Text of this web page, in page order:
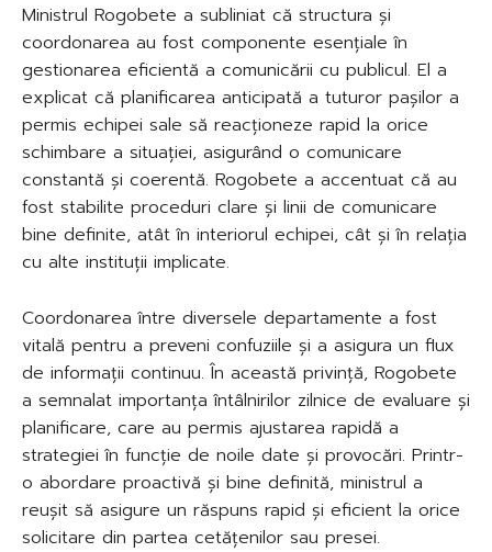
Ministrul Rogobete a subliniat că structura și
coordonarea au fost componente esențiale în
gestionarea eficientă a comunicării cu publicul. El a
explicat că planificarea anticipată a tuturor pașilor a
permis echipei sale să reacționeze rapid la orice
schimbare a situației, asigurând o comunicare
constantă și coerentă. Rogobete a accentuat că au
fost stabilite proceduri clare și linii de comunicare
bine definite, atât în interiorul echipei, cât și în relația
cu alte instituții implicate.
Coordonarea între diversele departamente a fost
vitală pentru a preveni confuziile și a asigura un flux
de informații continuu. În această privință, Rogobete
a semnalat importanța întâlnirilor zilnice de evaluare și
planificare, care au permis ajustarea rapidă a
strategiei în funcție de noile date și provocări. Printr-
o abordare proactivă și bine definită, ministrul a
reușit să asigure un răspuns rapid și eficient la orice
solicitare din partea cetățenilor sau presei.